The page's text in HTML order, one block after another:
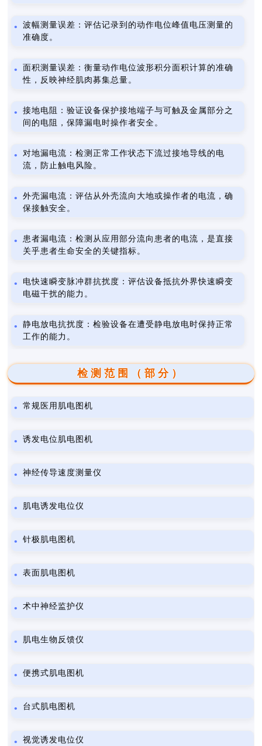
波幅测量误差：评估记录到的动作电位峰值电压测量的
准确度。
面积测量误差：衡量动作电位波形积分面积计算的准确
性，反映神经肌肉募集总量。
接地电阻：验证设备保护接地端子与可触及金属部分之
间的电阻，保障漏电时操作者安全。
对地漏电流：检测正常工作状态下流过接地导线的电
流，防止触电风险。
外壳漏电流：评估从外壳流向大地或操作者的电流，确
保接触安全。
患者漏电流：检测从应用部分流向患者的电流，是直接
关乎患者生命安全的关键指标。
电快速瞬变脉冲群抗扰度：评估设备抵抗外界快速瞬变
电磁干扰的能力。
静电放电抗扰度：检验设备在遭受静电放电时保持正常
工作的能力。
检测范围（部分）
常规医用肌电图机
诱发电位肌电图机
神经传导速度测量仪
肌电诱发电位仪
针极肌电图机
表面肌电图机
术中神经监护仪
肌电生物反馈仪
便携式肌电图机
台式肌电图机
视觉诱发电位仪